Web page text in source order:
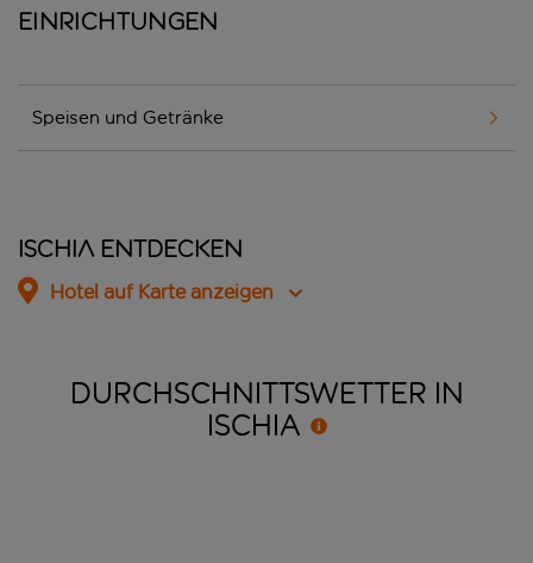
Einrichtungen
Speisen und Getränke
Ischia entdecken
Hotel auf Karte anzeigen
DURCHSCHNITTSWETTER IN
ISCHIA